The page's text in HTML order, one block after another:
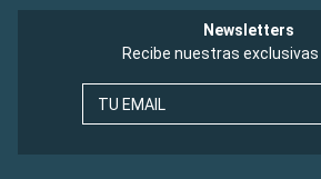
Newsletters
Recibe nuestras
TU EMAIL